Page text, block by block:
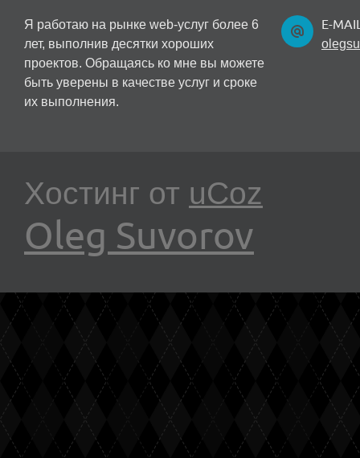
Я работаю на рынке web-услуг более 6
лет, выполнив десятки хороших
проектов. Обращаясь ко мне вы можете
быть уверены в качестве услуг и сроке
их выполнения.
E-
Хостинг от uCoz
Oleg Suvorov